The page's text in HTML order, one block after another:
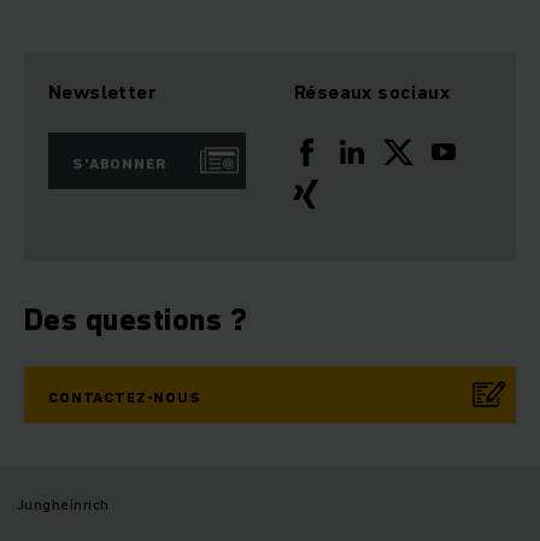
Newsletter
S'ABONNER
Réseaux sociaux
Des questions ?
CONTACTEZ-NOUS
Jungheinrich